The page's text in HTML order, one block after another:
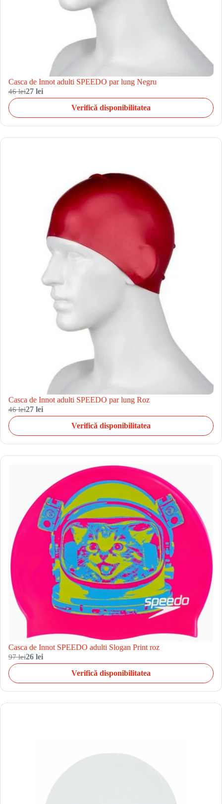
Casca de Innot adulti SPEEDO par lung Negru
46 lei27 lei
Verifică disponibilitatea
Casca de Innot adulti SPEEDO par lung Roz
46 lei27 lei
Verifică disponibilitatea
Casca de Innot SPEEDO adulti Slogan Print roz
97 lei26 lei
Verifică disponibilitatea